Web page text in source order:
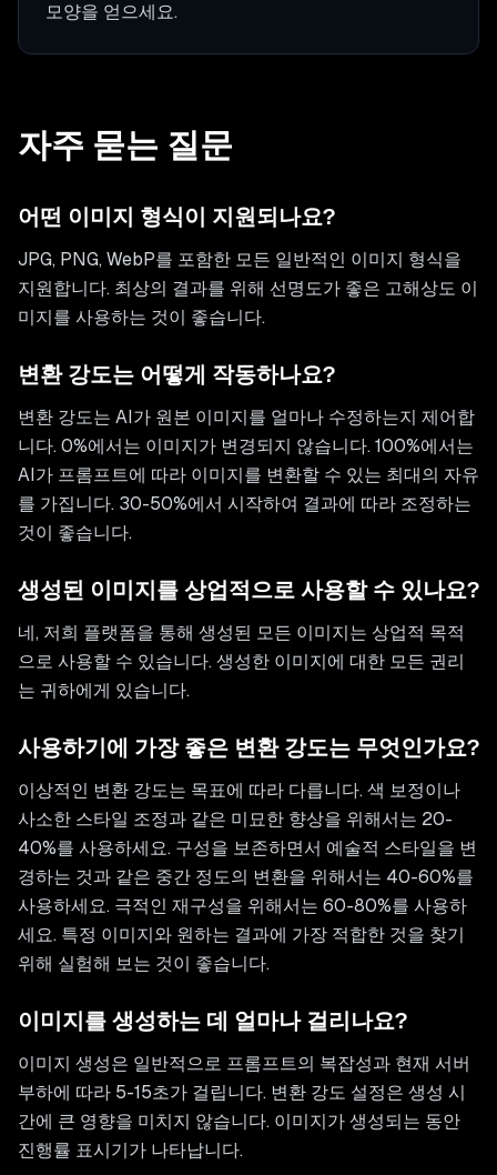
모양을 얻으세요.
자주 묻는 질문
어떤 이미지 형식이 지원되나요?
JPG, PNG, WebP를 포함한 모든 일반적인 이미지 형식을
지원합니다. 최상의 결과를 위해 선명도가 좋은 고해상도 이
미지를 사용하는 것이 좋습니다.
변환 강도는 어떻게 작동하나요?
변환 강도는 AI가 원본 이미지를 얼마나 수정하는지 제어합
니다. 0%에서는 이미지가 변경되지 않습니다. 100%에서는
AI가 프롬프트에 따라 이미지를 변환할 수 있는 최대의 자유
를 가집니다. 30-50%에서 시작하여 결과에 따라 조정하는
것이 좋습니다.
생성된 이미지를 상업적으로 사용할 수 있나요?
네, 저희 플랫폼을 통해 생성된 모든 이미지는 상업적 목적
으로 사용할 수 있습니다. 생성한 이미지에 대한 모든 권리
는 귀하에게 있습니다.
사용하기에 가장 좋은 변환 강도는 무엇인가요?
이상적인 변환 강도는 목표에 따라 다릅니다. 색 보정이나
사소한 스타일 조정과 같은 미묘한 향상을 위해서는 20-
40%를 사용하세요. 구성을 보존하면서 예술적 스타일을 변
경하는 것과 같은 중간 정도의 변환을 위해서는 40-60%를
사용하세요. 극적인 재구성을 위해서는 60-80%를 사용하
세요. 특정 이미지와 원하는 결과에 가장 적합한 것을 찾기
위해 실험해 보는 것이 좋습니다.
이미지를 생성하는 데 얼마나 걸리나요?
이미지 생성은 일반적으로 프롬프트의 복잡성과 현재 서버
부하에 따라 5-15초가 걸립니다. 변환 강도 설정은 생성 시
간에 큰 영향을 미치지 않습니다. 이미지가 생성되는 동안
진행률 표시기가 나타납니다.